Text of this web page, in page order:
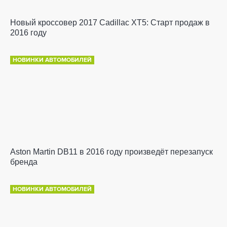
Новый кроссовер 2017 Cadillac XT5: Старт продаж в
2016 году
НОВИНКИ АВТОМОБИЛЕЙ
Aston Martin DB11 в 2016 году произведёт перезапуск
бренда
НОВИНКИ АВТОМОБИЛЕЙ